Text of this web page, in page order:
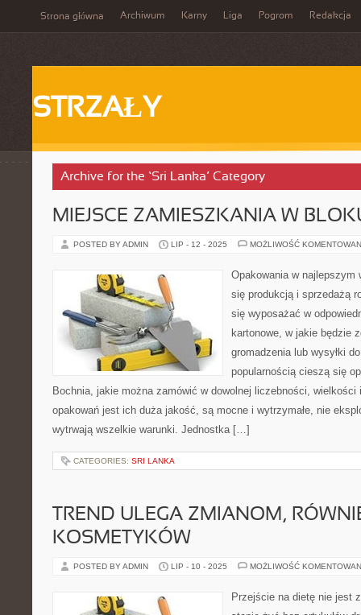
Strona główna Archiwum Karny Liga Pogrom Redakcja
STRZAŁY
Archive for the ‘Sri Lanka’ Category
MIEJSCE ZAMIESZKANIA W
POSTED BY ADMIN LIP - 12 - 2025 MOŻLIWOŚĆ
Opakowania w najlepszym
się produkcją i sprzedażą
się wyposażać w
kartonowe, w jakie będzie
gromadzenia lub wysyłki
popularnością cieszą się
Bochnia, jakie można zamówić w dowolnej liczebności,
opakowań jest ich duża jakość, są mocne i wytrzymałe, nie
wytrwają wszelkie warunki. Jednostka […]
CATEGORIES: SRI LANKA
TREND ULEGA ZMIANOM,
KOSMETYKÓW
POSTED BY ADMIN LIP - 10 - 2025 MOŻLIWOŚĆ
Przejście na dietę nie jest